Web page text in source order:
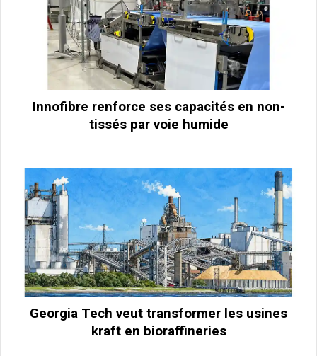
Innofibre renforce ses capacités en non-
tissés par voie humide
Georgia Tech veut transformer les usines
kraft en bioraffineries